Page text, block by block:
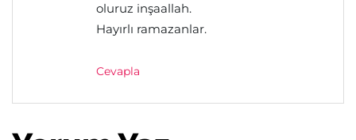
oluruz inşaallah.
Hayırlı ramazanlar.
Cevapla